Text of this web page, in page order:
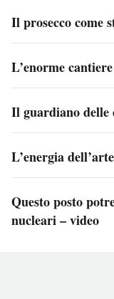
Il prosecco come
L’enorme
Il guardiano delle
L’energia
Questo posto
nucleari – video